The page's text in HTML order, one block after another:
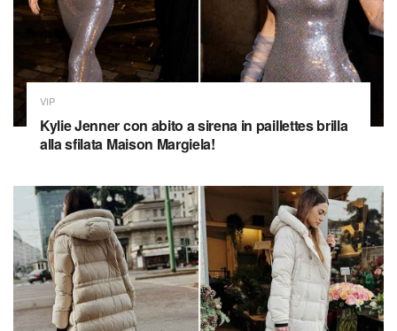
VIP
Kylie Jenner con abito a sirena in paillettes brilla
alla sfilata Maison Margiela!